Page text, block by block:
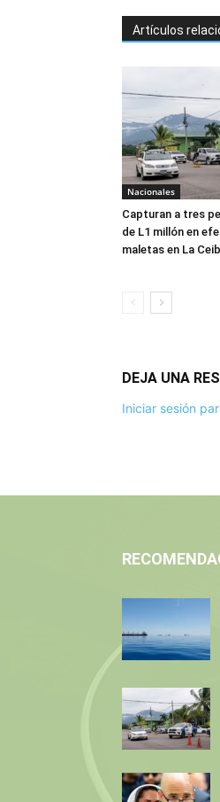
Artículos
Nacionales
Capturan a tres
de L1 millón en
maletas en La
DEJA UNA
Iniciar sesión